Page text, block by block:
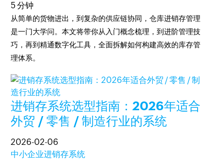
5 分钟
从简单的货物进出，到复杂的供应链协同，仓库进销存管理
是一门大学问。本文将带你从入门概念梳理，到进阶管理技
巧，再到精通数字化工具，全面拆解如何构建高效的库存管
理体系。
进销存系统选型指南：2026年适合
外贸 / 零售 / 制造行业的系统
2026-02-06
中小企业进销存系统